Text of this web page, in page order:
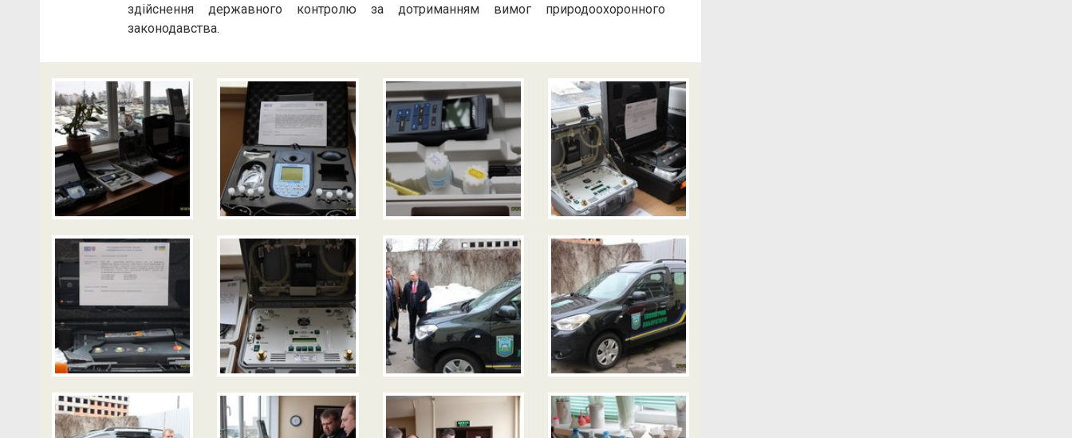
здійснення державного контролю за дотриманням вимог природоохоронного
законодавства.